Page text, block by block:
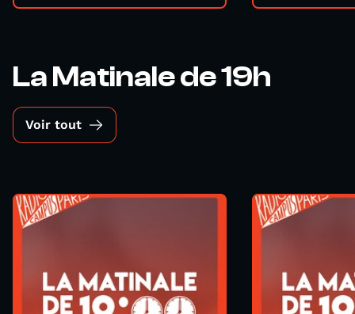
La Matinale de 19h
Voir tout